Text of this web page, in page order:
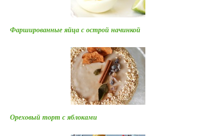
Фаршированные яйца с острой начинкой
Ореховый торт с яблоками